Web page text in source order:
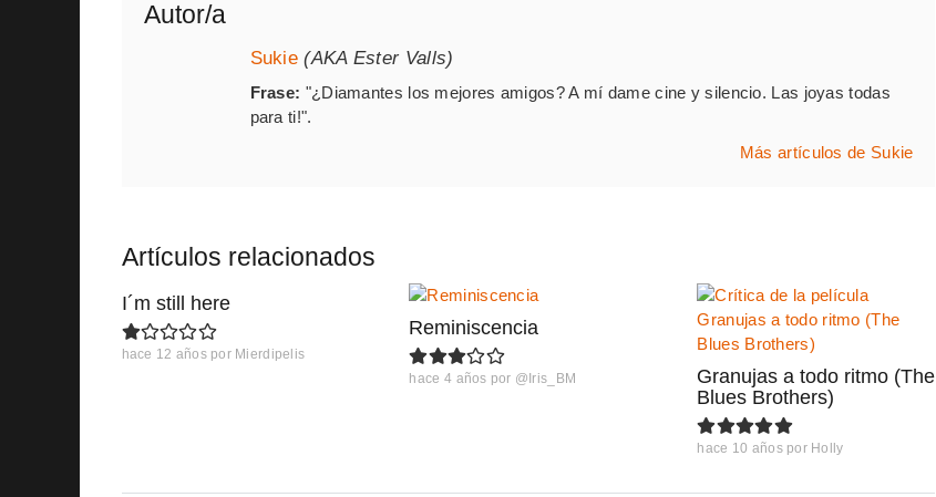
Autor/a
Sukie (AKA Ester Valls)
Frase: "¿Diamantes los mejores amigos? A mí dame cine y silencio. Las joyas todas
para ti!".
Más artículos de Sukie
Artículos relacionados
I´m still here
hace 12 años por Mierdipelis
Reminiscencia
hace 4 años por @Iris_BM
Granujas a todo ritmo (The
Blues Brothers)
hace 10 años por Holly